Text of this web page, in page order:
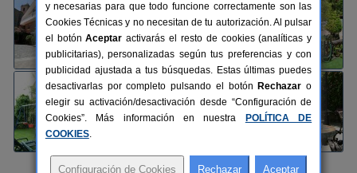
y necesarias para que todo funcione correctamente son las
Cookies Técnicas y no necesitan de tu autorización. Al pulsar
el botónAceptar activarás el resto de cookies (analíticas y
publicitarias), personalizadas según tus preferencias y con
publicidad ajustada a tus búsquedas. Estas últimas puedes
desactivarlas por completo pulsando el botón Rechazar o
elegir su activación/desactivación desde “Configuración de
Cookies”. Más información en nuestra
POLÍTICA DE
COOKIES.